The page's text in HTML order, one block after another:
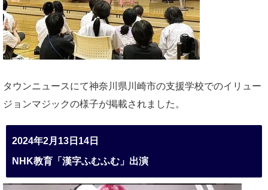
タウンニュースにて神奈川県川崎市の支援学校でのイリュー
ジョンマジックの様子が掲載されました。
2024年2月13日14日
NHK教育「漢字ふむふむ」出演